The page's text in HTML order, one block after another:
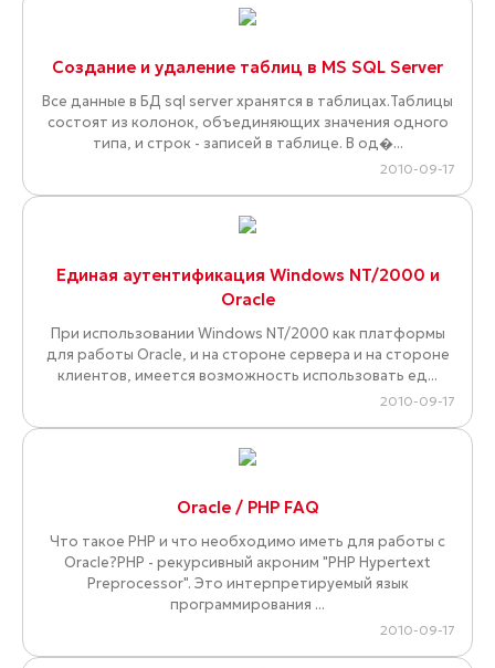
Создание и удаление таблиц в MS SQL Server
Все данные в БД sql server хранятся в таблицах.Таблицы
состоят из колонок, объединяющих значения одного
типа, и строк - записей в таблице. В од�...
2010-09-17
Единая аутентификация Windows NT/2000 и
Oracle
При использовании Windows NT/2000 как платформы
для работы Oracle, и на стороне сервера и на стороне
клиентов, имеется возможность использовать ед...
2010-09-17
Oracle / PHP FAQ
Что такое PHP и что необходимо иметь для работы с
Oracle?PHP - рекурсивный акроним "PHP Hypertext
Preprocessor". Это интерпретируемый язык
программирования ...
2010-09-17